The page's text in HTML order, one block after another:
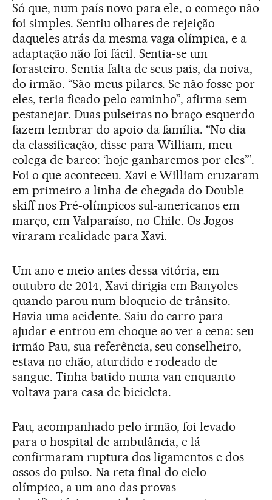
Só que, num país novo para ele, o começo não
foi simples. Sentiu olhares de rejeição
daqueles atrás da mesma vaga olímpica, e a
adaptação não foi fácil. Sentia-se um
forasteiro. Sentia falta de seus pais, da noiva,
do irmão. “São meus pilares. Se não fosse por
eles, teria ficado pelo caminho”, afirma sem
pestanejar. Duas pulseiras no braço esquerdo
fazem lembrar do apoio da família. “No dia
da classificação, disse para William, meu
colega de barco: ‘hoje ganharemos por eles’”.
Foi o que aconteceu. Xavi e William cruzaram
em primeiro a linha de chegada do Double-
skiff nos Pré-olímpicos sul-americanos em
março, em Valparaíso, no Chile. Os Jogos
viraram realidade para Xavi.
Um ano e meio antes dessa vitória, em
outubro de 2014, Xavi dirigia em Banyoles
quando parou num bloqueio de trânsito.
Havia uma acidente. Saiu do carro para
ajudar e entrou em choque ao ver a cena: seu
irmão Pau, sua referência, seu conselheiro,
estava no chão, aturdido e rodeado de
sangue. Tinha batido numa van enquanto
voltava para casa de bicicleta.
Pau, acompanhado pelo irmão, foi levado
para o hospital de ambulância, e lá
confirmaram ruptura dos ligamentos e dos
ossos do pulso. Na reta final do ciclo
olímpico, a um ano das provas